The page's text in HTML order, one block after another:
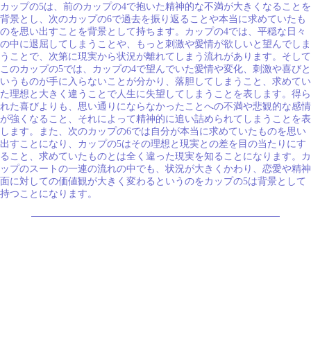
カップの5は、前のカップの4で抱いた精神的な不満が大きくなることを
背景とし、次のカップの6で過去を振り返ることや本当に求めていたも
のを思い出すことを背景として持ちます。カップの4では、平穏な日々
の中に退屈してしまうことや、もっと刺激や愛情が欲しいと望んでしま
うことで、次第に現実から状況が離れてしまう流れがあります。そして
このカップの5では、カップの4で望んでいた愛情や変化、刺激や喜びと
いうものが手に入らないことが分かり、落胆してしまうこと、求めてい
た理想と大きく違うことで人生に失望してしまうことを表します。得ら
れた喜びよりも、思い通りにならなかったことへの不満や悲観的な感情
が強くなること、それによって精神的に追い詰められてしまうことを表
します。また、次のカップの6では自分が本当に求めていたものを思い
出すことになり、カップの5はその理想と現実との差を目の当たりにす
ること、求めていたものとは全く違った現実を知ることになります。カ
ップのスートの一連の流れの中でも、状況が大きくかわり、恋愛や精神
面に対しての価値観が大きく変わるというのをカップの5は背景として
持つことになります。